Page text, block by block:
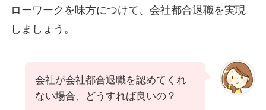
ローワークを味方につけて、会社都合退職を実現
しましょう。
会社が会社都合退職を認めてくれ
ない場合、どうすれば良いの？